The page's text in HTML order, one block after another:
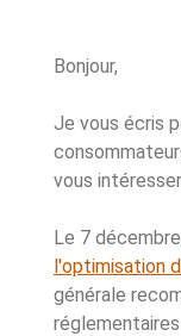
Bonjour,
Je vous écris
vous intéresser.
Le 7
l'optimisation
générale